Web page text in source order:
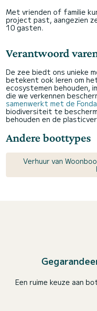
Met vrienden of familie
project past, aangezien
10 gasten.
Verantwoord
De zee biedt ons unieke
betekent ook leren om
ecosystemen behouden,
die we verkennen
samenwerkt met de
biodiversiteit te
behouden en de
Andere boottypes
Verhuur van
Een ruime keuze aan